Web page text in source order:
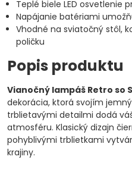
Teplé biele LED osvetlenie
Napájanie batériami
Vhodné na sviatočný stôl,
poličku
Popis produktu
Vianočný lampáš Retro so
dekorácia, ktorá svojím
trblietavými detailmi dodá
atmosféru. Klasický dizajn
pohyblivými trblietkami
krajiny.